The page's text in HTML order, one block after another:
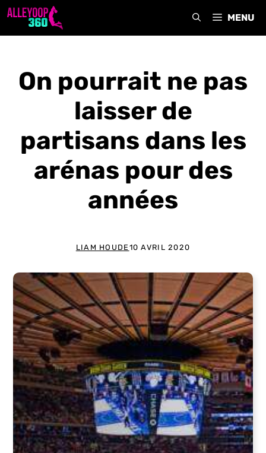
Aller
MENU
On pourrait ne pas
laisser de
partisans dans les
arénas pour des
années
LIAM HOUDE 10 AVRIL 2020